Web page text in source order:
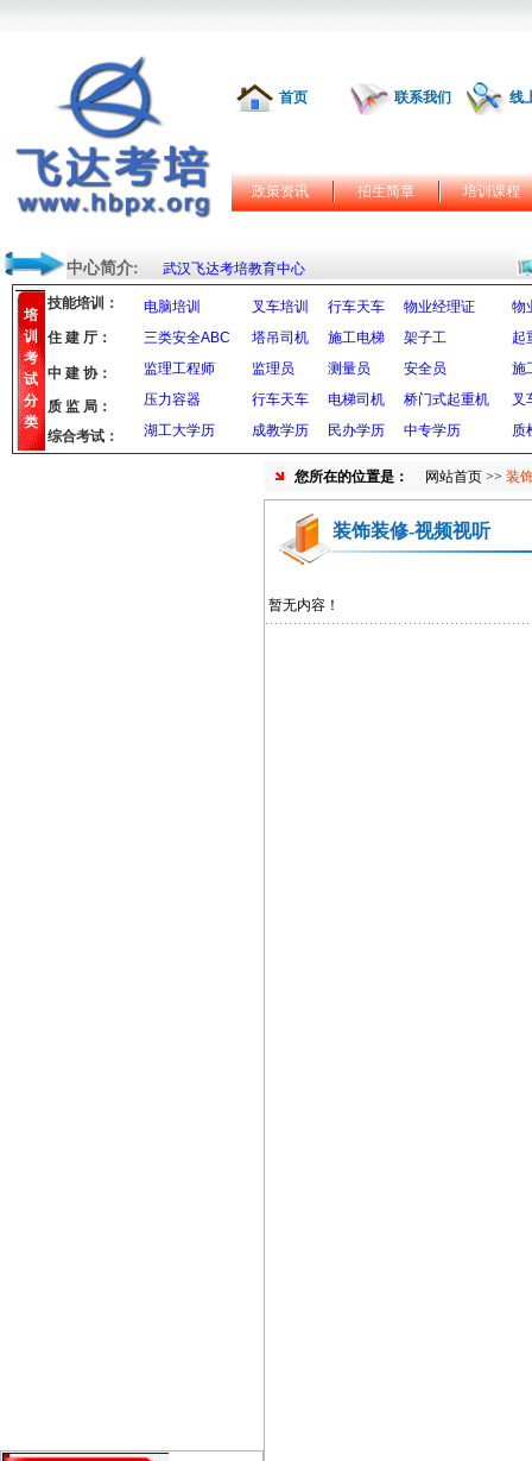
首页 联系我们 线
政策资讯 招生简章 培训课程
中心简介: 武汉飞达考培教育中心
培
训
考
试
分
类
技能培训： 电脑培训 叉车培训 行车天车 物业经理证
物
三类安全ABC
塔吊司机 施工电梯 架子工
起
监理工程师
监理员 测量员 安全员
施
压力容器
行车天车 电梯司机 桥门式起重机
叉
湖工大学历
成教学历 民办学历 中专学历 质
住 建 厅：
中 建 协：
质 监 局：
综合考试：
您所在的位置是： 网站首页 >> 装
装饰装修-视频视听
暂无内容！